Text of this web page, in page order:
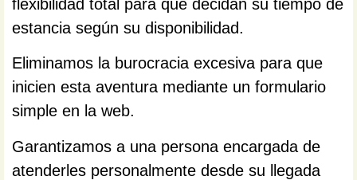
flexibilidad total para que decidan su tiempo de
estancia según su disponibilidad.
Eliminamos la burocracia excesiva para que
inicien esta aventura mediante un formulario
simple en la web.
Garantizamos a una persona encargada de
atenderles personalmente desde su llegada